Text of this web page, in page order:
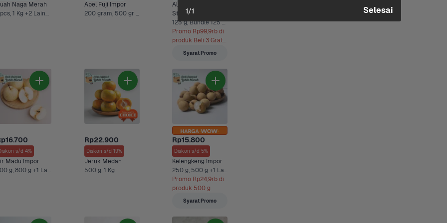
Naga Merah
1 pcs, 1 Kg +2 Lainnya
Apel Fuji Impor
200 gram, 500 gr +5 Lainnya
All Seasons
Strawberry
Sweethearts
Hidroponik
125 g, Bundle 125 g + Ultra Full Cream 750 ml +3 Lainnya
Promo Rp99,9rb di
produk Beli 3 Gratis
2 (125g)**
Syarat Promo
s/d 4%
Madu Impor
400 g, 800 g +1 Lainnya
Rp22.900
Diskon s/d 19%
Jeruk Medan
500 g, 1 Kg
Rp15.800
Diskon s/d 5%
Kelengkeng Impor
250 g, 500 g +1 Lainnya
Promo Rp24,9rb di
produk 500 g
Syarat Promo
1/1 Selesai